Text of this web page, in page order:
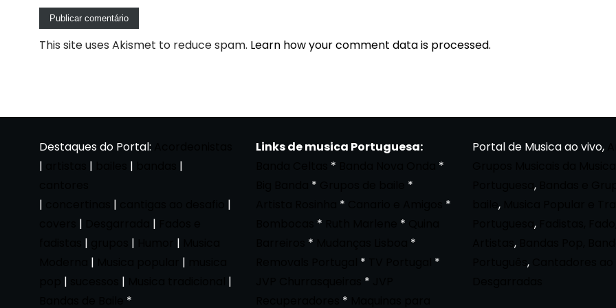
This site uses Akismet to reduce spam. Learn how your comment data is processed.
Destaques do Portal:
|
| |
|
|
|
|
| |
| | |
| |
| |
|
*
Links de musica Portuguesa:
*
*
*
*
*
*
* *
*
*
*
*
*
*
Portal de Musica ao vivo,
,
,
,
,
,